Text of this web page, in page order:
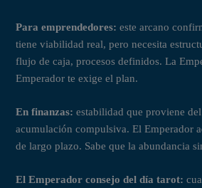
Para emprendedores: este arcano
tiene viabilidad real, pero necesita
flujo de caja, procesos definidos. La
Emperador te exige el plan.
En finanzas: estabilidad que proviene
acumulación compulsiva. El Emperador
de largo plazo. Sabe que la abundancia
El Emperador consejo del día tarot: